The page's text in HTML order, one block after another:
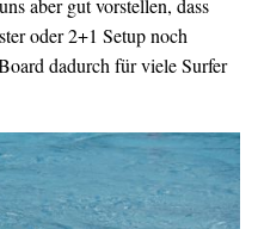
aber gut vorstellen, dass
oder 2+1 Setup noch
dadurch für viele Surfer